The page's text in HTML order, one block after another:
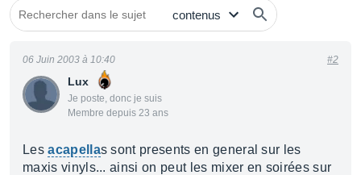
Lux
Je poste, donc je suis
Membre depuis 23 ans
06 Juin 2003 à 10:40 #2
Lesacapellas sont presents en general sur les
maxis vinyls... ainsi on peut les mixer en soirées sur